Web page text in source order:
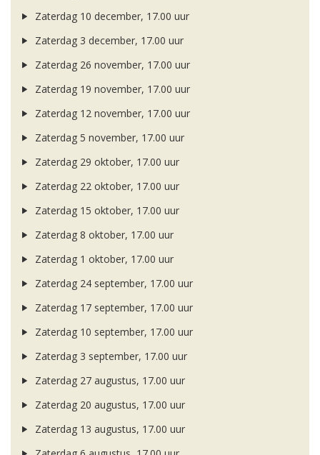
Zaterdag 10 december, 17.00 uur
Zaterdag 3 december, 17.00 uur
Zaterdag 26 november, 17.00 uur
Zaterdag 19 november, 17.00 uur
Zaterdag 12 november, 17.00 uur
Zaterdag 5 november, 17.00 uur
Zaterdag 29 oktober, 17.00 uur
Zaterdag 22 oktober, 17.00 uur
Zaterdag 15 oktober, 17.00 uur
Zaterdag 8 oktober, 17.00 uur
Zaterdag 1 oktober, 17.00 uur
Zaterdag 24 september, 17.00 uur
Zaterdag 17 september, 17.00 uur
Zaterdag 10 september, 17.00 uur
Zaterdag 3 september, 17.00 uur
Zaterdag 27 augustus, 17.00 uur
Zaterdag 20 augustus, 17.00 uur
Zaterdag 13 augustus, 17.00 uur